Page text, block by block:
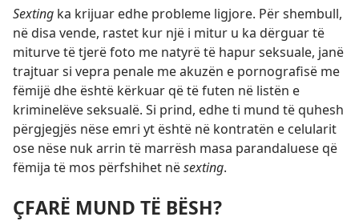
Sexting ka krijuar edhe probleme ligjore. Për shembull,
në disa vende, rastet kur një i mitur u ka dërguar të
miturve të tjerë foto me natyrë të hapur seksuale, janë
trajtuar si vepra penale me akuzën e pornografisë me
fëmijë dhe është kërkuar që të futen në listën e
kriminelëve seksualë. Si prind, edhe ti mund të quhesh
përgjegjës nëse emri yt është në kontratën e celularit
ose nëse nuk arrin të marrësh masa parandaluese që
fëmija të mos përfshihet nësexting.
ÇFARË MUND TË BËSH?